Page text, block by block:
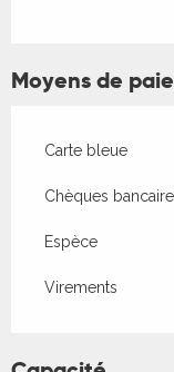
Moyens de
Carte bleue
Chèques
Espèce
Virements